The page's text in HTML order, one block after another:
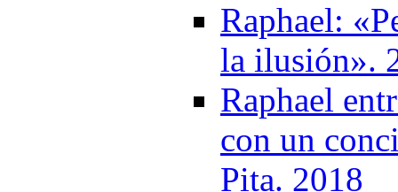
Raphael:
la ilusión».
Raphael
con un
Pita. 2018